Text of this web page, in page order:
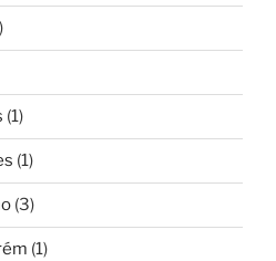
(1)
(1)
(3)
(1)